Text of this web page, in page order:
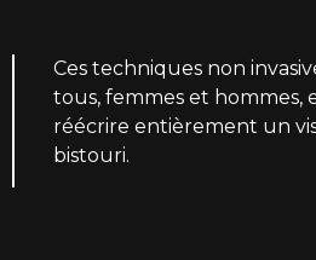
Ces techniques non
tous, femmes et
réécrire entièrement un
bistouri.